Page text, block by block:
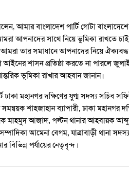
আমার বাংলাদেশ পার্টি গোটা
আপনাদের সাথে নিয়ে ভুমিকা রাখতে
তার সমাধানে আপনাদের নিয়ে
আইনের শাসন প্রতিষ্ঠা করতে না পারলে
ভূমিকা রাখার আহবান জানান।
মহানগর দক্ষিণের যুগ্ম সদস্য সচিব
শাহজাহান ব্যাপারী, ঢাকা মহানগর
মাহমুদ আজাদ, পল্টন থানার আহবায়ক
আমেনা বেগম, যাত্রাবাড়ী থানা
বিভিন্ন পর্যায়ের নেতৃবৃন্দ।